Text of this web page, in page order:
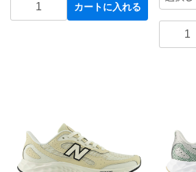
カートに入れる